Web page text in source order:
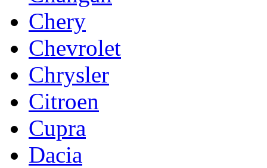
Chery
Chevrolet
Chrysler
Citroen
Cupra
Dacia